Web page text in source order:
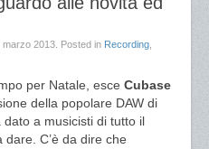
marzo 2013 . Posted in Recording
per Natale, esce Cubase
della popolare DAW di
a musicisti di tutto il
C’è da dire che